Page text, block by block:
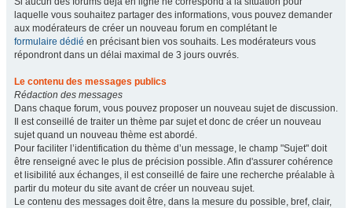
laquelle vous souhaitez partager des informations, vous pouvez demander
aux modérateurs de créer un nouveau forum en complétant le
formulaire dédié en précisant bien vos souhaits. Les modérateurs vous
répondront dans un délai maximal de 3 jours ouvrés.
Le contenu des messages publics
Rédaction des messages
Dans chaque forum, vous pouvez proposer un nouveau sujet de discussion.
Il est conseillé de traiter un thème par sujet et donc de créer un nouveau
sujet quand un nouveau thème est abordé.
Pour faciliter l’identification du thème d’un message, le champ "Sujet" doit
être renseigné avec le plus de précision possible. Afin d'assurer cohérence
et lisibilité aux échanges, il est conseillé de faire une recherche préalable à
partir du moteur du site avant de créer un nouveau sujet.
Le contenu des messages doit être, dans la mesure du possible, bref, clair,